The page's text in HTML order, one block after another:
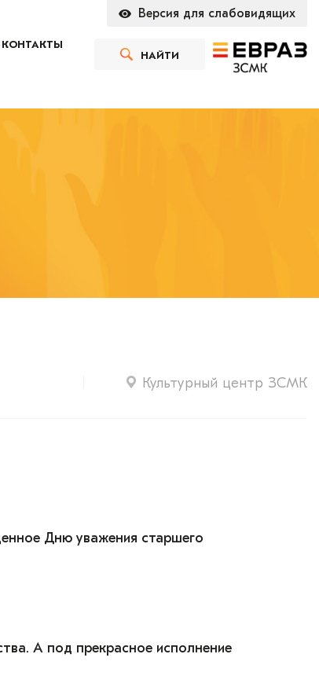
Версия для слабовидящих
КОНТАКТЫ
НАЙТИ
Культурный центр ЗСМК
Дню уважения старшего
А под прекрасное исполнение